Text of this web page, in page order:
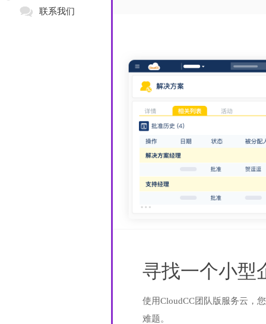
联系我们
寻找一个小型
使用CloudCC团队版服务云，
难题。